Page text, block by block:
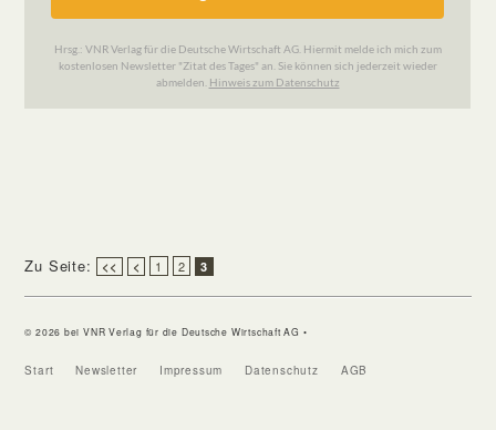
Zu Seite: << < 1 2 3
© 2026 bei VNR Verlag für die Deutsche Wirtschaft AG •
Start Newsletter Impressum Datenschutz AGB